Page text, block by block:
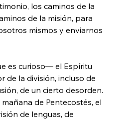
los caminos de la
de la misión, para
mismos y enviarnos
es curioso— el Espíritu
de la división, incluso de
de un cierto desorden.
de Pentecostés, el
de lenguas, de